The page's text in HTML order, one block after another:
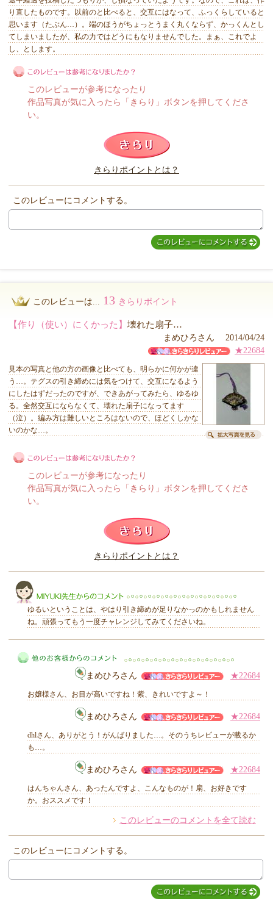
り直したものです。以前のと比べると、交互にはなって、ふっくらしていると
思います（たぶん…）。端のほうがちょっとうまく丸くならず、かっくんとし
てしまいましたが、私の力ではどうにもなりませんでした。まぁ、これでよ
し、とします。
このレビューは参考になりましたか？
このレビューが参考になったり
作品写真が気に入ったら「きらり」ボタンを押してくださ
い。
きらりポイントとは？
このレビューにコメントする。
このレビューは... 13 きらりポイント
【作り（使い）にくかった】 壊れた扇子…
まめひろさん 2014/04/24
★22684
見本の写真と他の方の画像と比べても、明らかに何かが違
う…。テグスの引き締めには気をつけて、交互になるよう
にしたはずだったのですが、できあがってみたら、ゆるゆ
る。全然交互にならなくて、壊れた扇子になってます
（泣）。編み方は難しいところはないので、ほどくしかな
いのかな…。
このレビューは参考になりましたか？
このレビューが参考になったり
作品写真が気に入ったら「きらり」ボタンを押してくださ
い。
きらりポイントとは？
MIYUKI先生からのコメント
ゆるいということは、やはり引き締めが足りなかっのかもしれません
ね。頑張ってもう一度チャレンジしてみてくださいね。
他のお客様からのコメント
まめひろさん ★22684
お嬢様さん、お目が高いですね！紫、きれいですよ～！
まめひろさん ★22684
dhlさん、ありがとう！がんばりました…。そのうちレビューが載るか
も…。
まめひろさん ★22684
はんちゃんさん、あったんですよ、こんなものが！扇、お好きです
か。おススメです！
このレビューのコメントを全て読む
このレビューにコメントする。